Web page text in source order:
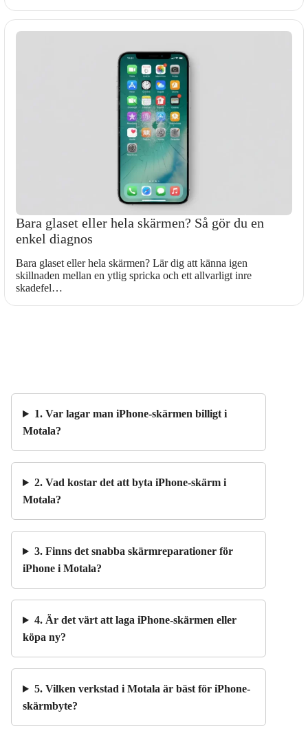
Bara glaset eller hela skärmen? Så gör du en
enkel diagnos
Bara glaset eller hela skärmen? Lär dig att känna igen
skillnaden mellan en ytlig spricka och ett allvarligt inre
skadefel…
1. Var lagar man iPhone-skärmen billigt i
Motala?
2. Vad kostar det att byta iPhone-skärm i
Motala?
3. Finns det snabba skärmreparationer för
iPhone i Motala?
4. Är det värt att laga iPhone-skärmen eller
köpa ny?
5. Vilken verkstad i Motala är bäst för iPhone-
skärmbyte?